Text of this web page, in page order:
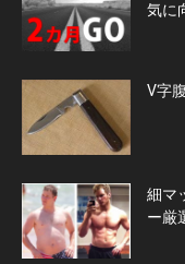
気に
V字
細マ
ー厳